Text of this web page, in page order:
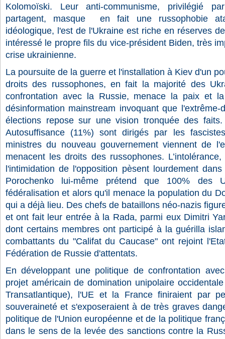
Kolomoïski. Leur anti-communisme, privilégié
partagent, masque en fait une russophobie
idéologique, l'est de l'Ukraine est riche en réserves
intéressé le propre fils du vice-président Biden, très
crise ukrainienne.
La poursuite de la guerre et l'installation à Kiev d'un
droits des russophones, en fait la majorité des
confrontation avec la Russie, menace la paix et
désinformation mainstream invoquant que
élections repose sur une vision tronquée des
Autosuffisance (11%) sont dirigés par les
ministres du nouveau gouvernement viennent de
menacent les droits des russophones.
l'intimidation de l'opposition pèsent lourdement
Porochenko lui-même prétend que 100% des
fédéralisation et alors qu'il menace la population du
qui a déjà lieu. Des chefs de bataillons néo-nazis
et ont fait leur entrée à la Rada, parmi eux Dimitri
dont certains membres ont participé à la guérilla
combattants du "Califat du Caucase" ont rejoint
Fédération de Russie d'attentats.
En développant une politique de confrontation
projet américain de domination unipolaire
Transatlantique), l'UE et la France finiraient par
souveraineté et s'exposeraient à de très graves
politique de l'Union européenne et de la politique
dans le sens de la levée des sanctions contre la